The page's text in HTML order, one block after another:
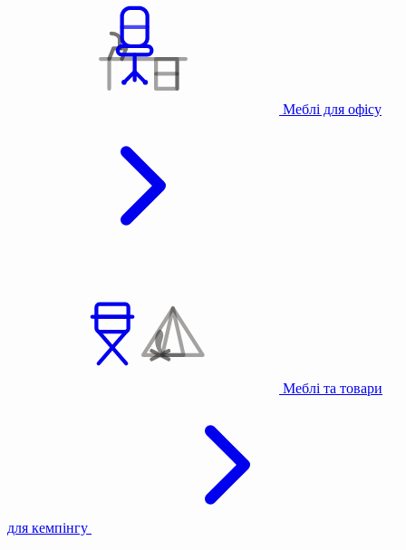
Меблі для офісу
Меблі та товари
для кемпінгу